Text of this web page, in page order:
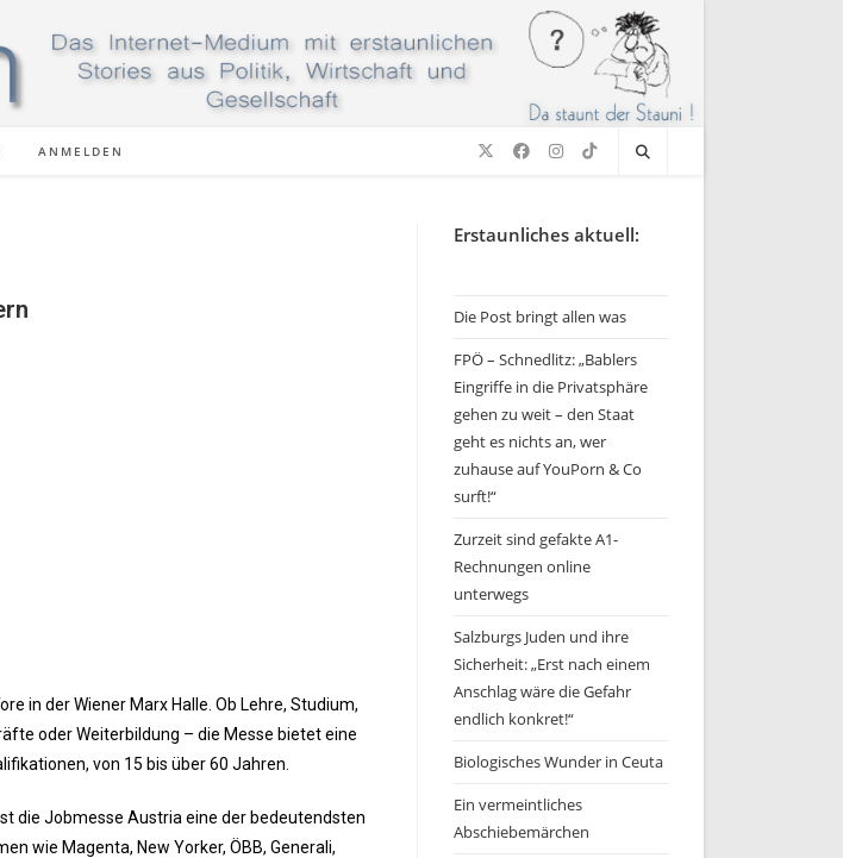
ANMELDEN
in der Wiener Marx Halle. Ob Lehre, Studium,
oder Weiterbildung – die Messe bietet eine
von 15 bis über 60 Jahren.
die Jobmesse Austria eine der bedeutendsten
wie Magenta, New Yorker, ÖBB, Generali,
Erstaunliches aktuell:
Die Post bringt allen was
FPÖ – Schnedlitz: „Bablers
Eingriffe in die Privatsphäre
gehen zu weit – den Staat
geht es nichts an, wer
zuhause auf YouPorn & Co
surft!“
Zurzeit sind gefakte A1-
Rechnungen online
unterwegs
Salzburgs Juden und ihre
Sicherheit: „Erst nach einem
Anschlag wäre die Gefahr
endlich konkret!“
Biologisches Wunder in Ceuta
Ein vermeintliches
Abschiebemärchen